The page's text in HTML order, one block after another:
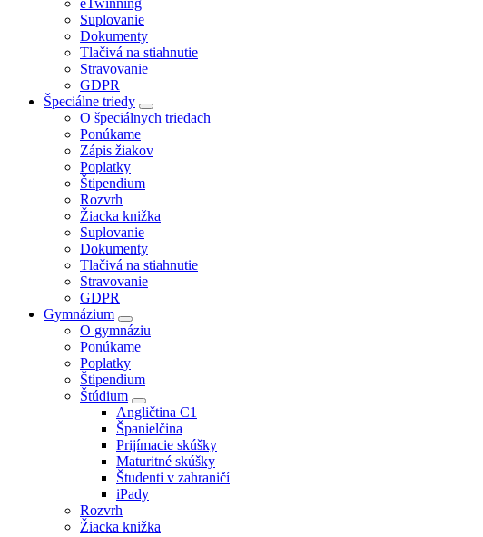
Suplovanie
Dokumenty
Tlačivá na stiahnutie
Stravovanie
GDPR
Špeciálne triedy
O špeciálnych triedach
Ponúkame
Zápis žiakov
Poplatky
Štipendium
Rozvrh
Žiacka knižka
Suplovanie
Dokumenty
Tlačivá na stiahnutie
Stravovanie
GDPR
Gymnázium
O gymnáziu
Ponúkame
Poplatky
Štipendium
Štúdium
Angličtina C1
Španielčina
Prijímacie skúšky
Maturitné skúšky
Študenti v zahraničí
iPady
Rozvrh
Žiacka knižka